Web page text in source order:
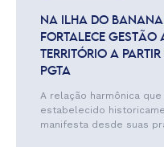
NA ILHA DO
FORTALECE GESTÃO
TERRITÓRIO A
PGTA
A relação harmônica
estabelecido
manifesta desde suas